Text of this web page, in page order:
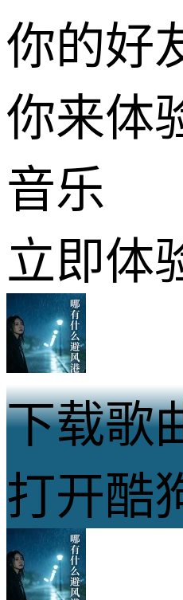
你的好
你来体
音乐
立即体
下载歌
打开酷